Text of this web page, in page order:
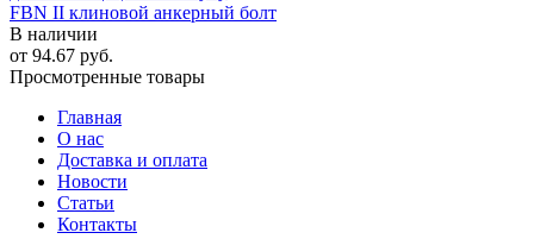
FBN II клиновой анкерный болт
В наличии
от 94.67 руб.
Просмотренные товары
Главная
О нас
Доставка и оплата
Новости
Статьи
Контакты